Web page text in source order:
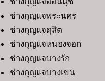
ช่างกุญแจพระนคร
ช่างกุญแจดุสิต
ช่างกุญแจหนองจอก
ช่างกุญแจบางรัก
ช่างกุญแจบางเขน